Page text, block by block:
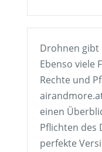
Drohnen gibt
Ebenso viele
Rechte und
einen
Pflichten des
perfekte